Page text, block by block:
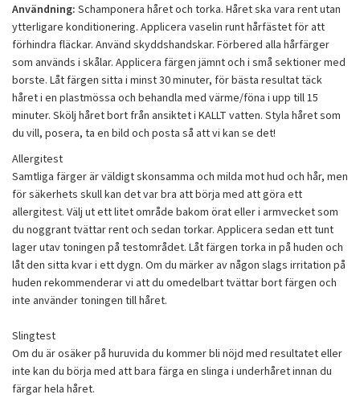
Användning: Schamponera håret och torka. Håret ska vara rent utan
ytterligare konditionering. Applicera vaselin runt hårfästet för att
förhindra fläckar. Använd skyddshandskar. Förbered alla hårfärger
som används i skålar. Applicera färgen jämnt och i små sektioner med
borste. Låt färgen sitta i minst 30 minuter, för bästa resultat täck
håret i en plastmössa och behandla med värme/föna i upp till 15
minuter. Skölj håret bort från ansiktet i KALLT vatten. Styla håret som
du vill, posera, ta en bild och posta så att vi kan se det!
Allergitest
Samtliga färger är väldigt skonsamma och milda mot hud och hår, men
för säkerhets skull kan det var bra att börja med att göra ett
allergitest. Välj ut ett litet område bakom örat eller i armvecket som
du noggrant tvättar rent och sedan torkar. Applicera sedan ett tunt
lager utav toningen på testområdet. Låt färgen torka in på huden och
låt den sitta kvar i ett dygn. Om du märker av någon slags irritation på
huden rekommenderar vi att du omedelbart tvättar bort färgen och
inte använder toningen till håret.
Slingtest
Om du är osäker på huruvida du kommer bli nöjd med resultatet eller
inte kan du börja med att bara färga en slinga i underhåret innan du
färgar hela håret.